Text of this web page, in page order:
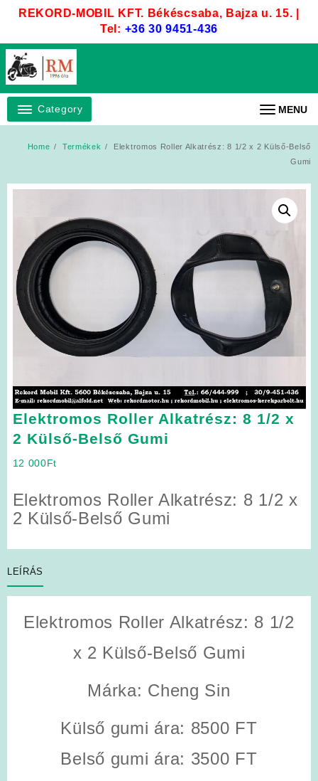
REKORD-MOBIL KFT. Békéscsaba, Bajza u. 15. |
Tel: +36 30 9451-436
Category MENU
Home Termékek
Elektromos Roller Alkatrész: 8 1/2 x 2 Külső-Belső
Gumi
Elektromos Roller Alkatrész: 8 1/2 x
2 Külső-Belső Gumi
12 000Ft
Elektromos Roller Alkatrész: 8 1/2 x
2 Külső-Belső Gumi
LEÍRÁS
Elektromos Roller Alkatrész: 8 1/2
x 2 Külső-Belső Gumi
Márka: Cheng Sin
Külső gumi ára: 8500 FT
Belső gumi ára: 3500 FT